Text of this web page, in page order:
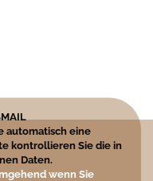
automatisch eine
kontrollieren Sie die in
Daten.
wenn Sie